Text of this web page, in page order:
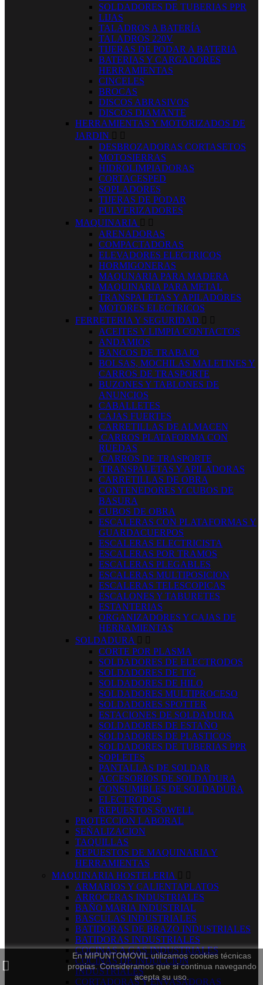
En MIPUNTOMOVIL utilizamos cookies técnicas
propias. Consideramos que si continua navegando
acepta su uso.
SOLDADORES DE TUBERIAS PPR
LIJAS
TALADROS A BATERÍA
TALADROS 220V
TIJERAS DE PODAR A BATERIA
BATERIAS Y CARGADORES
HERRAMIENTAS
CINCELES
BROCAS
DISCOS ABRASIVOS
DISCOS DIAMANTE
HERRAMIENTAS Y MOTORIZADOS DE
JARDIN  
DESBROZADORAS CORTASETOS
MOTOSIERRAS
HIDROLIMPIADORAS
CORTACESPED
SOPLADORES
TIJERAS DE PODAR
PULVERIZADORES
MAQUINARIA  
ARENADORAS
COMPACTADORAS
ELEVADORES ELECTRICOS
HORMIGONERAS
MAQUNARIA PARA MADERA
MAQUINARIA PARA METAL
TRANSPALETAS Y APILADORES
MOTORES ELECTRICOS
FERRETERIA Y SEGURIDAD  
ACEITES Y LIMPIA CONTACTOS
ANDAMIOS
BANCOS DE TRABAJO
BOLSAS, MOCHILAS MALETINES Y
CARROS DE TRASPORTE
BUZONES Y TABLONES DE
ANUNCIOS
CABALLETES
CAJAS FUERTES
CARRETILLAS DE ALMACEN
.CARROS PLATAFORMA CON
RUEDAS
.CARROS DE TRASPORTE
.TRANSPALETAS Y APILADORAS
CARRETILLAS DE OBRA
CONTENEDORES Y CUBOS DE
BASURA
CUBOS DE OBRA
ESCALERAS CON PLATAFORMAS Y
GUARDACUERPOS
ESCALERAS ELECTRICISTA
ESCALERAS POR TRAMOS
ESCALERAS PLEGABLES
ESCALERAS MULTIPOSICION
ESCALERAS TELESCOPICAS
ESCALONES Y TABURETES
ESTANTERIAS
ORGANIZADORES Y CAJAS DE
HERRAMIENTAS
SOLDADURA  
CORTE POR PLASMA
SOLDADORES DE ELECTRODOS
SOLDADORES DE TIG
SOLDADORES DE HILO
SOLDADORES MULTIPROCESO
SOLDADORES SPOTTER
ESTACIONES DE SOLDADURA
SOLDADORES DE ESTAÑO
SOLDADORES DE PLASTICOS
SOLDADORES DE TUBERIAS PPR
SOPLETES
PANTALLAS DE SOLDAR
ACCESORIOS DE SOLDADURA
CONSUMIBLES DE SOLDADURA
ELECTRODOS
REPUESTOS SOWELL
PROTECCION LABORAL
SEÑALIZACION
TAQUILLAS
REPUESTOS DE MAQUINARIA Y
HERRAMIENTAS
MAQUINARIA HOSTELERIA  
ARMARIOS Y CALIENTAPLATOS
ARROCERAS INDUSTRIALES
BAÑO MARIA INDUSTRIAL
BASCULAS INDUSTRIALES
BATIDORAS DE BRAZO INDUSTRIALES
BATIDORAS INDUSTRIALES
COCINAS A GAS INDUSTRIALES
COCINAS DE INDUCCION
INDUSTRIALES
CORTADORAS Y ENVASADORAS